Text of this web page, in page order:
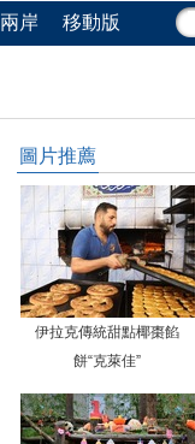
兩岸 移動版
圖片推薦
伊拉克傳統甜點椰棗餡
餅“克萊佳”